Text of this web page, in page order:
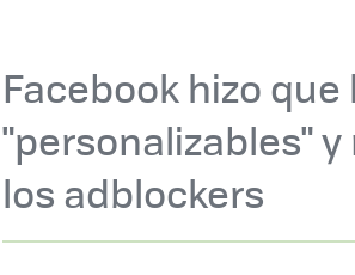
Facebook hizo
"personalizables"
los adblockers